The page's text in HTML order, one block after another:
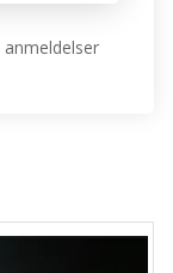
anmeldelser